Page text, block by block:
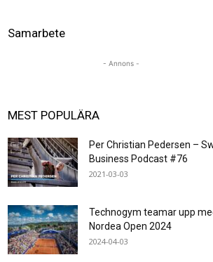
Samarbete
- Annons -
MEST POPULÄRA
Per Christian Pedersen –
Business Podcast #76
2021-03-03
Technogym teamar upp
Nordea Open 2024
2024-04-03